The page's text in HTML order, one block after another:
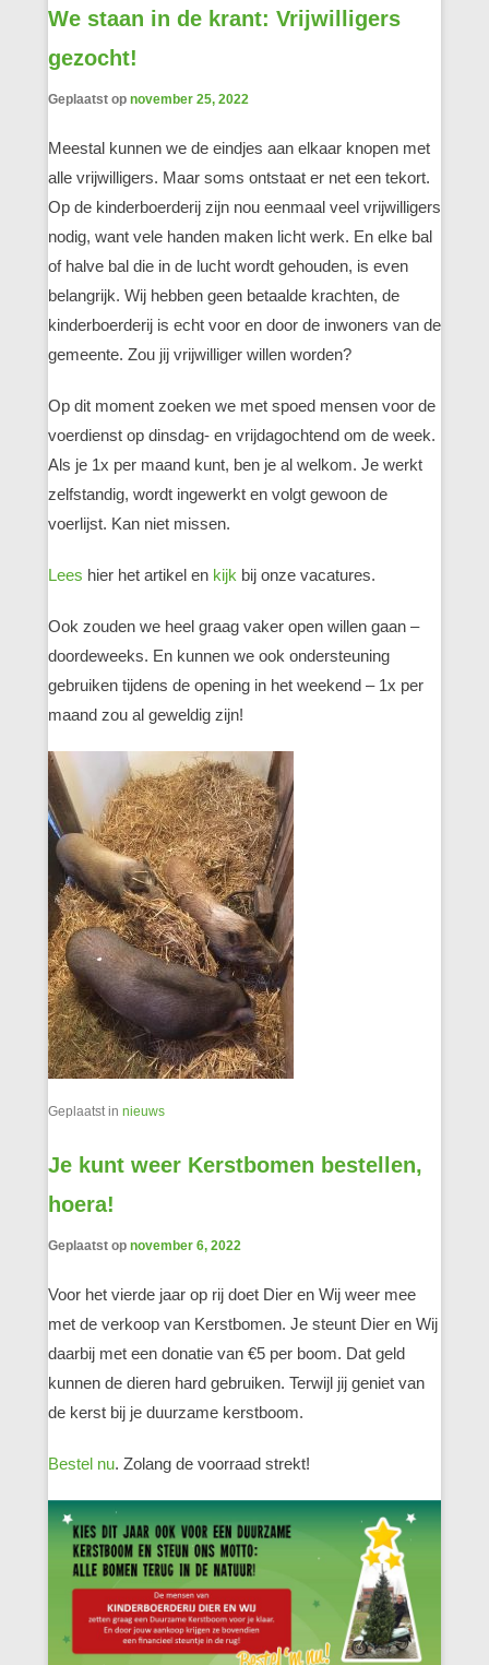
We staan in de krant: Vrijwilligers
gezocht!
Geplaatst op november 25, 2022
Meestal kunnen we de eindjes aan elkaar knopen met
alle vrijwilligers. Maar soms ontstaat er net een tekort.
Op de kinderboerderij zijn nou eenmaal veel vrijwilligers
nodig, want vele handen maken licht werk. En elke bal
of halve bal die in de lucht wordt gehouden, is even
belangrijk. Wij hebben geen betaalde krachten, de
kinderboerderij is echt voor en door de inwoners van de
gemeente. Zou jij vrijwilliger willen worden?
Op dit moment zoeken we met spoed mensen voor de
voerdienst op dinsdag- en vrijdagochtend om de week.
Als je 1x per maand kunt, ben je al welkom. Je werkt
zelfstandig, wordt ingewerkt en volgt gewoon de
voerlijst. Kan niet missen.
Lees hier het artikel en kijk bij onze vacatures.
Ook zouden we heel graag vaker open willen gaan –
doordeweeks. En kunnen we ook ondersteuning
gebruiken tijdens de opening in het weekend – 1x per
maand zou al geweldig zijn!
Geplaatst in nieuws
Je kunt weer Kerstbomen bestellen,
hoera!
Geplaatst op november 6, 2022
Voor het vierde jaar op rij doet Dier en Wij weer mee
met de verkoop van Kerstbomen. Je steunt Dier en Wij
daarbij met een donatie van €5 per boom. Dat geld
kunnen de dieren hard gebruiken. Terwijl jij geniet van
de kerst bij je duurzame kerstboom.
Bestel nu. Zolang de voorraad strekt!